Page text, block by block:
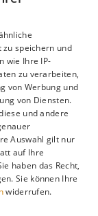
Sie
speichern und
wie Ihre IP-
zu verarbeiten,
von Werbung und
von Diensten.
und andere
Auswahl gilt nur
auf Ihre
haben das Recht,
Sie können Ihre
widerrufen.